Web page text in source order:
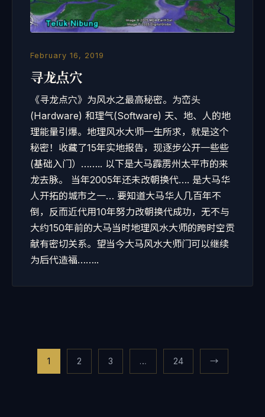
February 16, 2019
寻龙点穴
《寻龙点穴》为风水之最高秘密。为峦头
(Hardware) 和理气(Software) 天、地、人的地
理能量引爆。地理风水大师一生所求，就是这个
秘密！收藏了15年实地报告，现逐步公开一些些
(基础入门）…….. 以下是大马霹雳州太平市的来
龙去脉。 当年2005年还未改朝换代…. 是大马华
人开拓的城市之一… 要知道大马华人几百年不
倒，反而近代用10年努力改朝换代成功，无不与
大约150年前的大马当时地理风水大师的跨时空贡
献有密切关系。望当今大马风水大师门可以继续
为后代造福……..
pagination
1 2 3 … 24 →